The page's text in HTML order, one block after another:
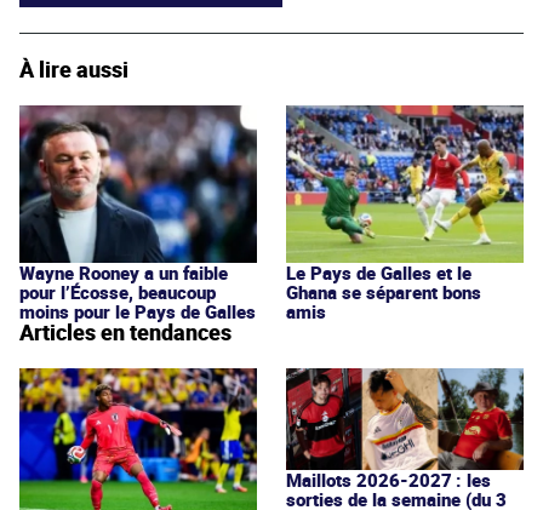
À lire aussi
Wayne Rooney a un faible
pour l’Écosse, beaucoup
moins pour le Pays de Galles
Le Pays de Galles et le
Ghana se séparent bons
amis
Articles en tendances
Maillots 2026-2027 : les
sorties de la semaine (du 3